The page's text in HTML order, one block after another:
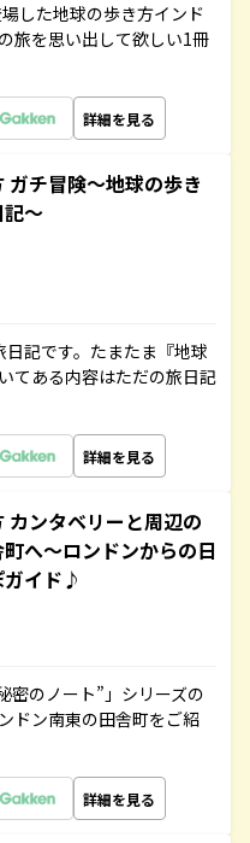
した地球の歩き方インド
旅を思い出して欲しい1冊
詳細を見る
ガチ冒険～地球の歩き
～
記です。たまたま『地球
てある内容はただの旅日記
詳細を見る
カンタベリーと周辺の
へ～ロンドンからの日
ガイド♪
密のノート”」シリーズの
ドン南東の田舎町をご紹
詳細を見る